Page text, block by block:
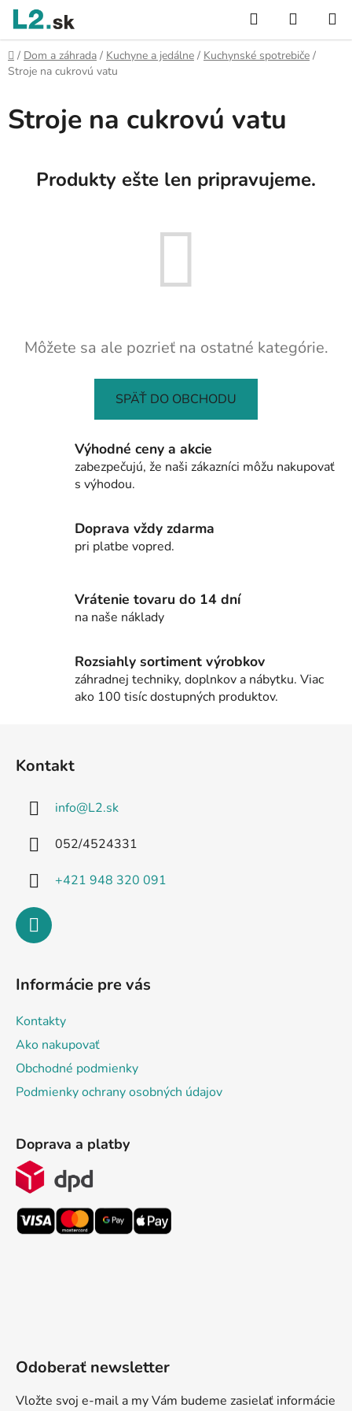
Prejsť
obsah
Hľadať
KOŠÍK
Domov
/ Dom a záhrada / Kuchyne a jedálne / Kuchynské spotrebiče /
Stroje na cukrovú vatu
Stroje na cukrovú vatu
Produkty ešte len pripravujeme.
Môžete sa ale pozrieť na ostatné kategórie.
SPÄŤ DO OBCHODU
Výhodné ceny a akcie
zabezpečujú, že naši zákazníci môžu nakupovať
s výhodou.
Doprava vždy zdarma
pri platbe vopred.
Vrátenie tovaru do 14 dní
na naše náklady
Rozsiahly sortiment výrobkov
záhradnej techniky, doplnkov a nábytku. Viac
ako 100 tisíc dostupných produktov.
Kontakt
info@L2.sk
052/4524331
+421 948 320 091
Informácie pre vás
Kontakty
Ako nakupovať
Obchodné podmienky
Podmienky ochrany osobných údajov
Doprava a platby
Odoberať newsletter
Vložte svoj e-mail a my Vám budeme zasielať informácie